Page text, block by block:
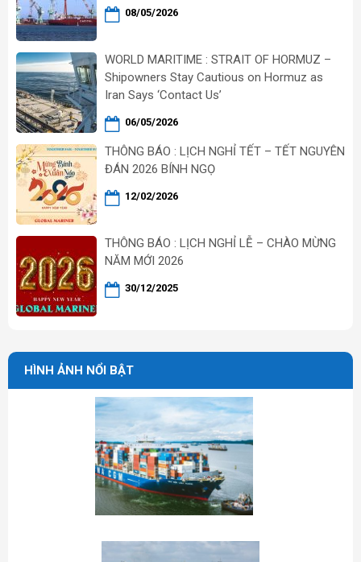
08/05/2026
WORLD MARITIME : STRAIT OF HORMUZ –
Shipowners Stay Cautious on Hormuz as
Iran Says ‘Contact Us’
06/05/2026
THÔNG BÁO : LỊCH NGHỈ TẾT – TẾT NGUYÊN
ĐÁN 2026 BÍNH NGỌ
12/02/2026
THÔNG BÁO : LỊCH NGHỈ LỄ – CHÀO MỪNG
NĂM MỚI 2026
30/12/2025
HÌNH ẢNH NỔI BẬT